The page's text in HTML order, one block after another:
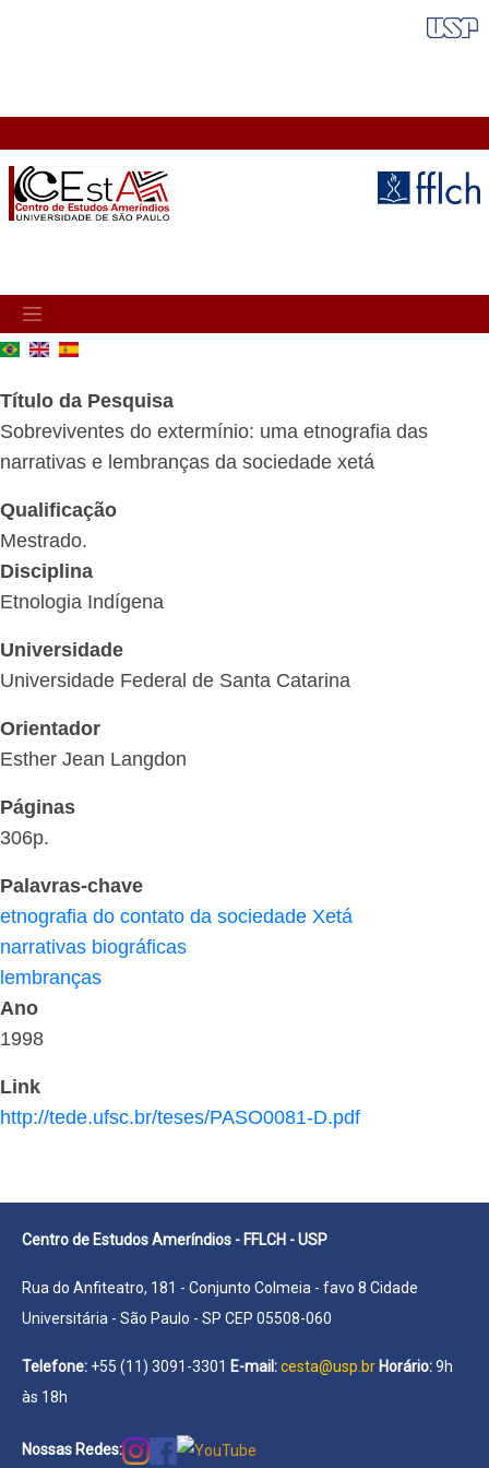
MAIN
NAVIGATION
Título da Pesquisa
Sobreviventes do extermínio: uma etnografia das
narrativas e lembranças da sociedade xetá
Qualificação
Mestrado.
Disciplina
Etnologia Indígena
Universidade
Universidade Federal de Santa Catarina
Orientador
Esther Jean Langdon
Páginas
306p.
Palavras-chave
etnografia do contato da sociedade Xetá
narrativas biográficas
lembranças
Ano
1998
Link
http://tede.ufsc.br/teses/PASO0081-D.pdf
Centro de Estudos Ameríndios - FFLCH - USP
Rua do Anfiteatro, 181 - Conjunto Colmeia - favo 8 Cidade
Universitária - São Paulo - SP CEP 05508-060
Telefone: +55 (11) 3091-3301 E-mail:cesta@usp.br Horário:9h
às 18h
Nossas Redes: